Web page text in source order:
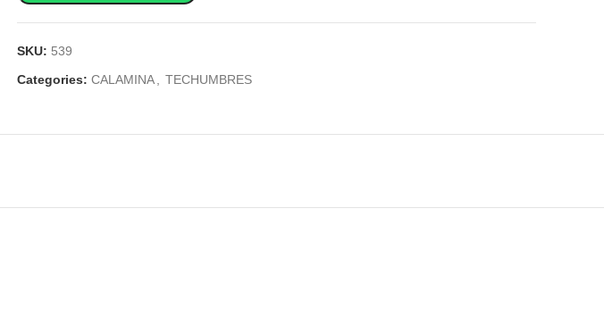
SKU: 539
Categories: CALAMINA TECHUMBRES